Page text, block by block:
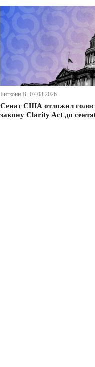
Биткоин В· 07.08.2026
Сенат США отложил
закону Clarity Act до